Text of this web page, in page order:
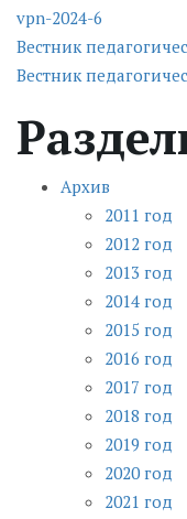
vpn-2024-6
по
Вестник
Вестник
Архив
2011 год
2012 год
2013 год
2014 год
2015 год
2016 год
2017 год
2018 год
2019 год
2020 год
2021 год